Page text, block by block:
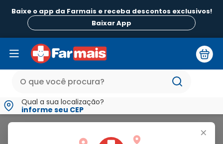
Baixe o app da Farmais e receba descontos exclusivos!
Baixar App
Qual a sua localização?
informe seu CEP
+